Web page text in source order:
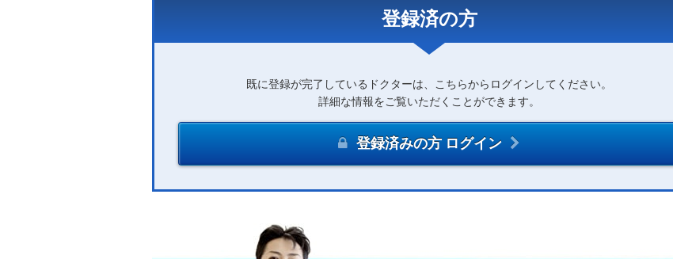
登録済の方
既に登録が完了しているドクターは、こちらからログインしてください。
詳細な情報をご覧いただくことができます。
登録済みの方 ログイン